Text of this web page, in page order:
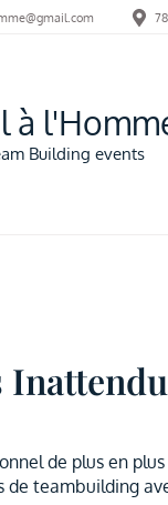
à
Building events
de plus en
de teambuilding